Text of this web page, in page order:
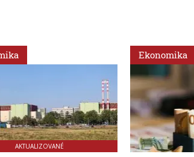
AKTUALIZOVANÉ
Ekonomika